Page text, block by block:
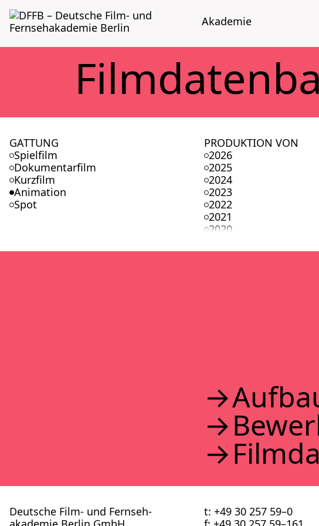
Aka­de­mie
GATTUNG
Spielfilm
Dokumentarfilm
Kurzfilm
Animation
Spot
PRODUKTION VON
2026
2025
2024
2023
2022
2021
2020
2018
2007
2006
2005
2004
2003
2002
Deutsche Film- und Fernseh­
t: +49 30 257 59–0